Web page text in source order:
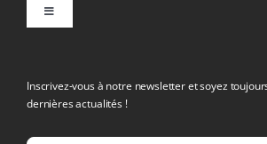
Toggle
Inscrivez-vous à notre newsletter et soyez
dernières actualités !